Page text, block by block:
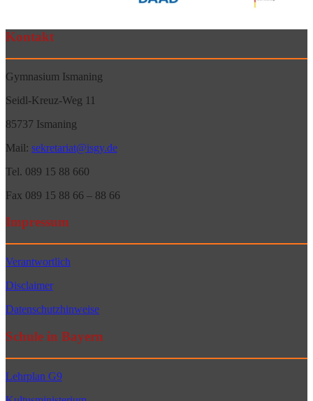
Kontakt
Gymnasium Ismaning
Seidl-Kreuz-Weg 11
85737 Ismaning
Mail: sekretariat@isgy.de
Tel. 089 15 88 660
Fax 089 15 88 66 – 88 66
Impressum
Verantwortlich
Disclaimer
Datenschutzhinweise
Schule in Bayern
Lehrplan G9